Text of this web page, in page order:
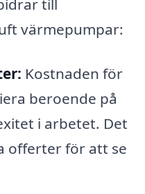
till
värmepumpar:
Kostnaden för
beroende på
i arbetet. Det
offerter för att se